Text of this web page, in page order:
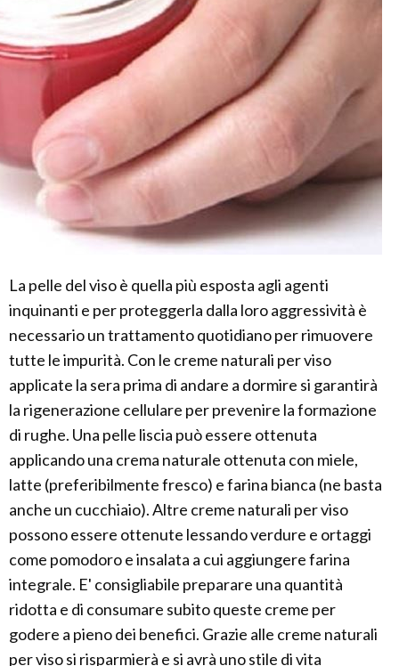
La pelle del viso è quella più esposta agli agenti
inquinanti e per proteggerla dalla loro aggressività è
necessario un trattamento quotidiano per rimuovere
tutte le impurità. Con le creme naturali per viso
applicate la sera prima di andare a dormire si garantirà
la rigenerazione cellulare per prevenire la formazione
di rughe. Una pelle liscia può essere ottenuta
applicando una crema naturale ottenuta con miele,
latte (preferibilmente fresco) e farina bianca (ne basta
anche un cucchiaio). Altre creme naturali per viso
possono essere ottenute lessando verdure e ortaggi
come pomodoro e insalata a cui aggiungere farina
integrale. E' consigliabile preparare una quantità
ridotta e di consumare subito queste creme per
godere a pieno dei benefici. Grazie alle creme naturali
per viso si risparmierà e si avrà uno stile di vita